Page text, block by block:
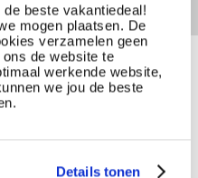
beste vakantiedeal!
mogen plaatsen. De
verzamelen geen
de website te
werkende website,
we jou de beste
Details tonen